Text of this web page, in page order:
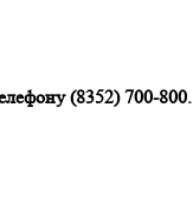
(8352) 700-800.